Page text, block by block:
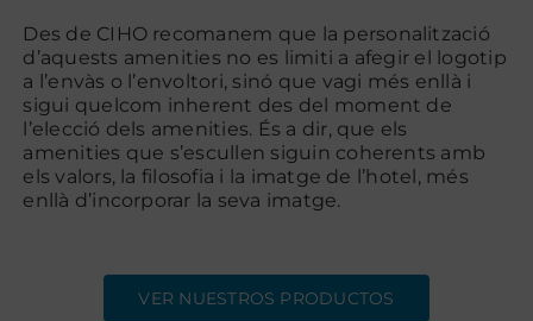
Contacte
Des de CIHO recomanem que la personalització
d’aquests amenities no es limiti a afegir el logotip
a l’envàs o l’envoltori, sinó que vagi més enllà i
sigui quelcom inherent des del moment de
l’elecció dels amenities. És a dir, que els
amenities que s’escullen siguin coherents amb
els valors, la filosofia i la imatge de l’hotel, més
enllà d’incorporar la seva imatge.
VER NUESTROS PRODUCTOS